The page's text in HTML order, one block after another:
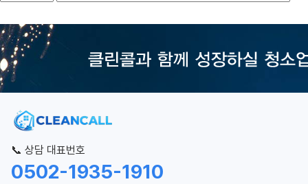
📞 상담 대표번호
0502-1935-1910